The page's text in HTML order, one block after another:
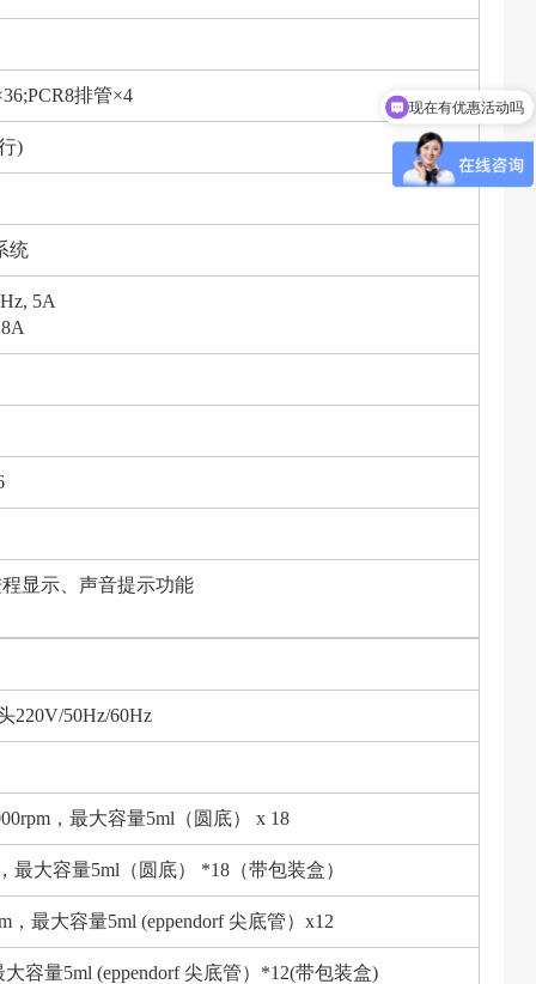
排管×4
)
统
5A
显示、声音提示功能
220V/50Hz/60Hz
，最大容量5ml（圆底） x 18
最大容量5ml（圆底） *18（带包装盒）
最大容量5ml (eppendorf 尖底管）x12
容量5ml (eppendorf 尖底管）*12(带包装盒)
现在有优惠活动吗